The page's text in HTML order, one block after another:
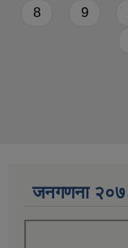
8
9
जनगणना